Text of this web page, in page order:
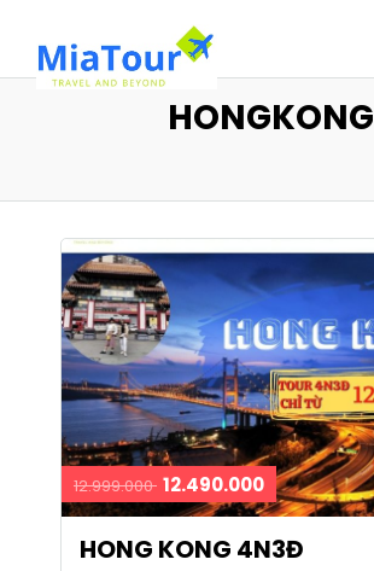
HONGKONG
12.999.000 12.490.000
HONG KONG 4N3Đ